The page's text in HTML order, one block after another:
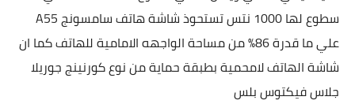
سطوع لها 1000 نتس تستحوذ شاشة هاتف سامسونج
A55
علي ما قدرة 86% من مساحة الواجهه الامامية للهاتف كما ان
شاشة الهاتف لامحمية بطبقة حماية من نوع كورنينج جوريلا
جلاس فيكتوس بلس